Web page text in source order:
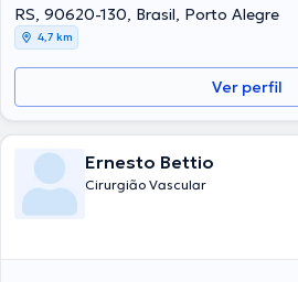
RS, 90620-130, Brasil, Porto Alegre
4,7 km
Ver perfil
Ernesto Bettio
Cirurgião Vascular